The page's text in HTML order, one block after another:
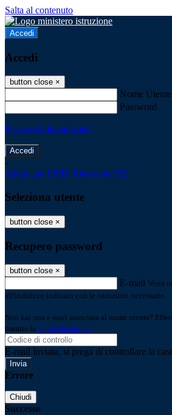
Salta al contenuto
Accedi
Accedi
button close ×
Nome Utente
Password
Password dimenticata?
-
Entra con SPID Entra con CIE
Seleziona utente
button close ×
Recupero password
button close ×
E-mail Verrà
all'indirizzo indicato con le istruzioni necessarie.
Non hai una e-mail associata al nome utente?
tramite la Login Spaggiari
E-mail inviata, si prega di controllare la
Errore
Chiudi
Successo